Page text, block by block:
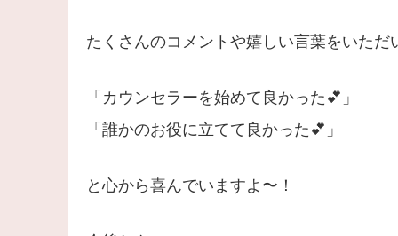
たくさんのコメントや嬉しい言葉をいただ
「カウンセラーを始めて良かった💕」
「誰かのお役に立てて良かった💕」
と心から喜んでいますよ〜！